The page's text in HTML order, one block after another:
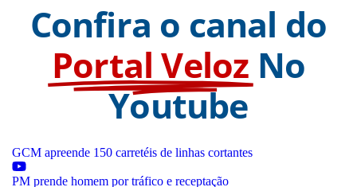
Confira o canal do
Portal Veloz No
Youtube
GCM apreende 150 carretéis de linhas cortantes
PM prende homem por tráfico e receptação